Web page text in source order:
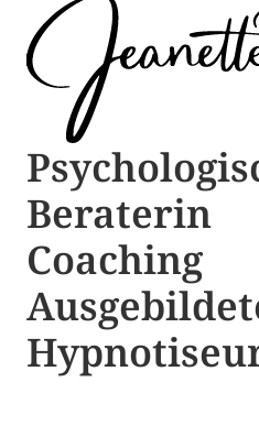
Beraterin
Coaching